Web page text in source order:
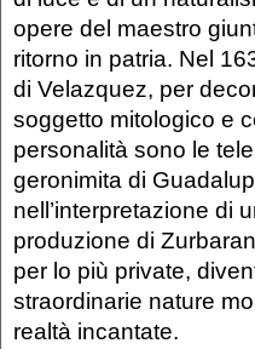
opere del maestro
ritorno in patria. Nel
di Velazquez, per
soggetto mitologico e
personalità sono le
geronimita di
nell’interpretazione di
produzione di
per lo più private,
straordinarie nature
realtà incantate.